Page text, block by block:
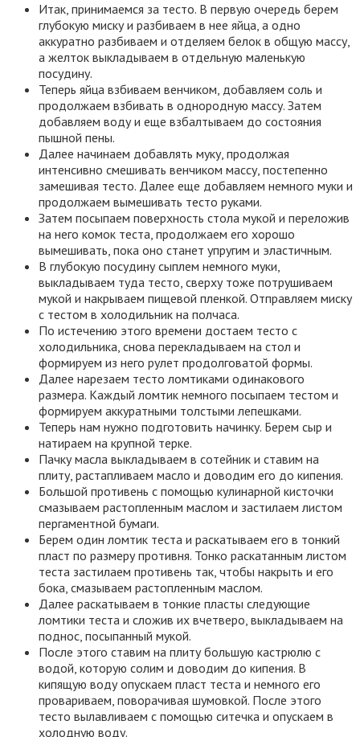
Итак, принимаемся за тесто. В первую очередь берем
глубокую миску и разбиваем в нее яйца, а одно
аккуратно разбиваем и отделяем белок в общую массу,
а желток выкладываем в отдельную маленькую
посудину.
Теперь яйца взбиваем венчиком, добавляем соль и
продолжаем взбивать в однородную массу. Затем
добавляем воду и еще взбалтываем до состояния
пышной пены.
Далее начинаем добавлять муку, продолжая
интенсивно смешивать венчиком массу, постепенно
замешивая тесто. Далее еще добавляем немного муки и
продолжаем вымешивать тесто руками.
Затем посыпаем поверхность стола мукой и переложив
на него комок теста, продолжаем его хорошо
вымешивать, пока оно станет упругим и эластичным.
В глубокую посудину сыплем немного муки,
выкладываем туда тесто, сверху тоже потрушиваем
мукой и накрываем пищевой пленкой. Отправляем миску
с тестом в холодильник на полчаса.
По истечению этого времени достаем тесто с
холодильника, снова перекладываем на стол и
формируем из него рулет продолговатой формы.
Далее нарезаем тесто ломтиками одинакового
размера. Каждый ломтик немного посыпаем тестом и
формируем аккуратными толстыми лепешками.
Теперь нам нужно подготовить начинку. Берем сыр и
натираем на крупной терке.
Пачку масла выкладываем в сотейник и ставим на
плиту, растапливаем масло и доводим его до кипения.
Большой противень с помощью кулинарной кисточки
смазываем растопленным маслом и застилаем листом
пергаментной бумаги.
Берем один ломтик теста и раскатываем его в тонкий
пласт по размеру противня. Тонко раскатанным листом
теста застилаем противень так, чтобы накрыть и его
бока, смазываем растопленным маслом.
Далее раскатываем в тонкие пласты следующие
ломтики теста и сложив их вчетверо, выкладываем на
поднос, посыпанный мукой.
После этого ставим на плиту большую кастрюлю с
водой, которую солим и доводим до кипения. В
кипящую воду опускаем пласт теста и немного его
провариваем, поворачивая шумовкой. После этого
тесто вылавливаем с помощью ситечка и опускаем в
холодную воду.